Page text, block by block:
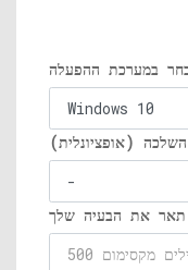
במערכת ההפעלה
(אופציונלית)
תאר את הבעיה שלך